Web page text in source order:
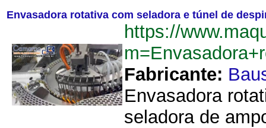
Envasadora rotativa com seladora e túnel de
https://
Fabricante:
Envasadora
seladora de